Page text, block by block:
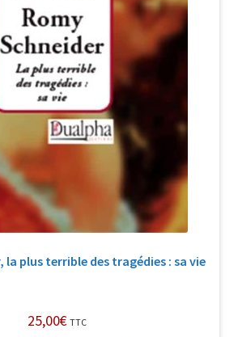
et cookies
Randa
la plus terrible des tragédies : sa vie
25,00€ TTC